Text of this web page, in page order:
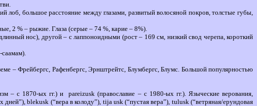
большое расстояние между глазами, развитый волосяной покров, толстые губы,
2 % – рыжие. Глаза (серые – 74 %, карие – 8%).
нос), другой – с лаппоноидными (рост – 169 см, низкий свод черепа, короткий
саамам).
– Фрейбергс, Рафенбергс, Эрнштрейтс, Блумбергс, Блумс. Большой популярностью
– с 1870-ых гг.) и pareizusk (православие – с 1980-ых гг.). Языческие верования,
blekusk (“вера в колоду”), tija usk (“пустая вера”), tulusk (“ветряная/ерундовая